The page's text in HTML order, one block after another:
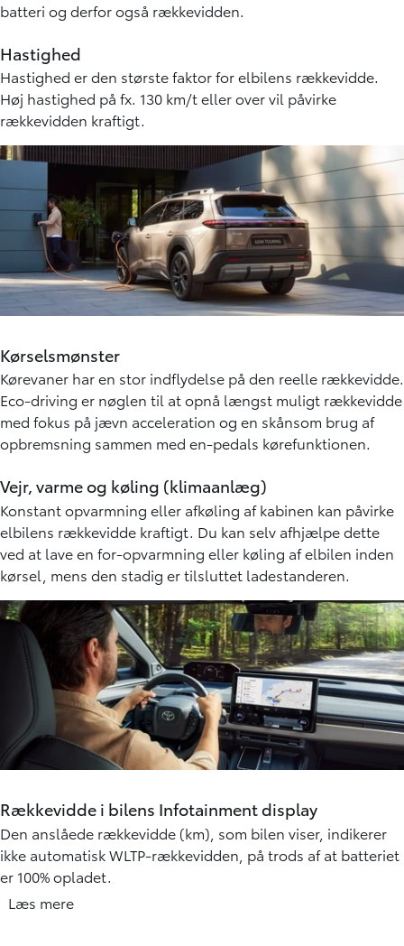
batteri og derfor også rækkevidden.
Hastighed
Hastighed er den største faktor for elbilens rækkevidde.
Høj hastighed på fx. 130 km/t eller over vil påvirke
rækkevidden kraftigt.
Kørselsmønster
Kørevaner har en stor indflydelse på den reelle rækkevidde.
Eco-driving er nøglen til at opnå længst muligt rækkevidde
med fokus på jævn acceleration og en skånsom brug af
opbremsning sammen med en-pedals kørefunktionen.
Vejr, varme og køling (klimaanlæg)
Konstant opvarmning eller afkøling af kabinen kan påvirke
elbilens rækkevidde kraftigt. Du kan selv afhjælpe dette
ved at lave en for-opvarmning eller køling af elbilen inden
kørsel, mens den stadig er tilsluttet ladestanderen.
Rækkevidde i bilens Infotainment display
Den anslåede rækkevidde (km), som bilen viser, indikerer
ikke automatisk WLTP-rækkevidden, på trods af at batteriet
er 100% opladet.
Den rækkevidde, der vises i instrumentbrættet, beregnes
Læs mere